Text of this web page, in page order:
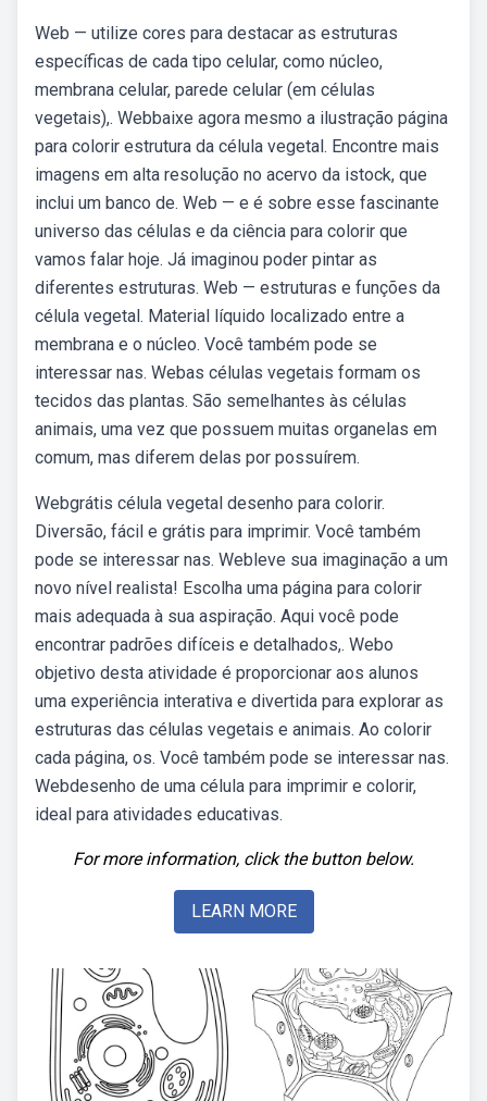
Web — utilize cores para destacar as estruturas
específicas de cada tipo celular, como núcleo,
membrana celular, parede celular (em células
vegetais),. Webbaixe agora mesmo a ilustração página
para colorir estrutura da célula vegetal. Encontre mais
imagens em alta resolução no acervo da istock, que
inclui um banco de. Web — e é sobre esse fascinante
universo das células e da ciência para colorir que
vamos falar hoje. Já imaginou poder pintar as
diferentes estruturas. Web — estruturas e funções da
célula vegetal. Material líquido localizado entre a
membrana e o núcleo. Você também pode se
interessar nas. Webas células vegetais formam os
tecidos das plantas. São semelhantes às células
animais, uma vez que possuem muitas organelas em
comum, mas diferem delas por possuírem.
Webgrátis célula vegetal desenho para colorir.
Diversão, fácil e grátis para imprimir. Você também
pode se interessar nas. Webleve sua imaginação a um
novo nível realista! Escolha uma página para colorir
mais adequada à sua aspiração. Aqui você pode
encontrar padrões difíceis e detalhados,. Webo
objetivo desta atividade é proporcionar aos alunos
uma experiência interativa e divertida para explorar as
estruturas das células vegetais e animais. Ao colorir
cada página, os. Você também pode se interessar nas.
Webdesenho de uma célula para imprimir e colorir,
ideal para atividades educativas.
For more information, click the button below.
LEARN MORE